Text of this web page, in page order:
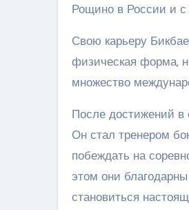
Рощино в России и с
Свою карьеру
физическая форма,
множество
После достижений
Он стал тренером
побеждать на
этом они
становиться